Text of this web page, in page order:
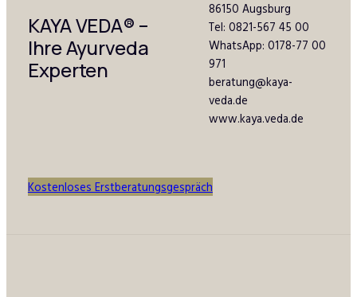
KAYA VEDA® –
Ihre Ayurveda
Experten
86150 Augsburg
Tel: 0821-567 45 00
WhatsApp: 0178-77 00
971
beratung@kaya-
veda.de
www.kaya.veda.de
Kostenloses Erstberatungsgespräch